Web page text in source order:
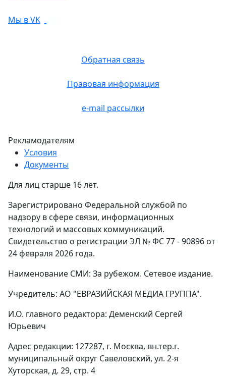
Мы в VK
Рекламодателям
Условия
Документы
Обратная связь
Правовая информация
e-mail рассылки
Для лиц старше 16 лет.
Зарегистрировано Федеральной службой по
надзору в сфере связи, информационных
технологий и массовых коммуникаций.
Свидетельство о регистрации ЭЛ № ФС 77 - 90896 от
24 февраля 2026 года.
Наименование СМИ: За рубежом. Сетевое издание.
Учредитель: АО "ЕВРАЗИЙСКАЯ МЕДИА ГРУППА".
И.О. главного редактора: Деменский Сергей
Юрьевич
Адрес редакции: 127287, г. Москва, вн.тер.г.
муниципальный округ Савеловский, ул. 2-я
Хуторская, д. 29, стр. 4